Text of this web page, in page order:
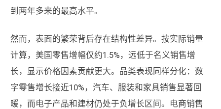
到两年多来的最高水平。
然而，表面的繁荣背后存在结构性差异。按实际销量
计算，美国零售增幅仅约1.5%，远低于名义销售增
长，显示价格因素贡献更大。品类表现同样分化：数
字零售增长接近10%，汽车、服装和家具销售显著回
暖，而电子产品和建材仍处于负增长区间。电商销售